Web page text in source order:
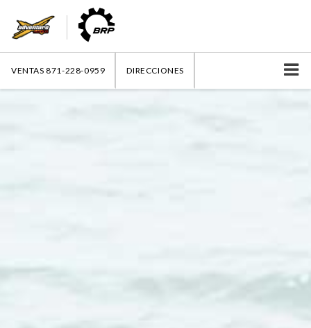
VENTAS 871-228-0959 DIRECCIONES